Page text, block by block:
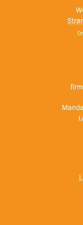
Art.nr 101: Mini
fyllstoffer,
Art.nr 103/206:
Art.nr 105K:
300 gr 250